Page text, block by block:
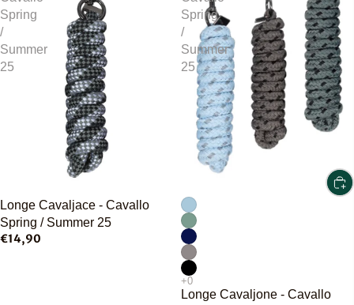
Spring
/
Summer
25
Épuisé
Longe Cavaljace - Cavallo
Spring / Summer 25
€14,90
Spring
/
Summer
25
Longe Cavaljone - Cavallo